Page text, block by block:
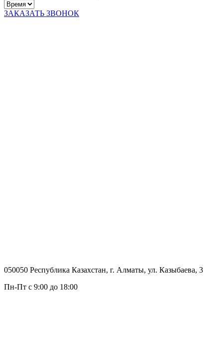
ЗАКАЗАТЬ ЗВОНОК
050050 Республика Казахстан, г. Алматы, ул. Казыбаева, 3
Пн-Пт с 9:00 до 18:00